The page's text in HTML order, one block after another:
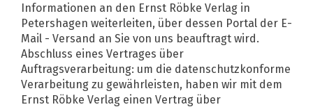
Informationen an den Ernst Röbke Verlag in
Petershagen weiterleiten, über dessen Portal der E-
Mail - Versand an Sie von uns beauftragt wird.
Abschluss eines Vertrages über
Auftragsverarbeitung: um die datenschutzkonforme
Verarbeitung zu gewährleisten, haben wir mit dem
Ernst Röbke Verlag einen Vertrag über